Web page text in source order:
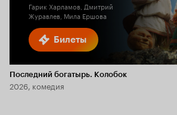
Билеты
Гарик Харламов, Дмитрий
Журавлев, Мила Ершова
Последний богатырь. Колобок
2026, комедия